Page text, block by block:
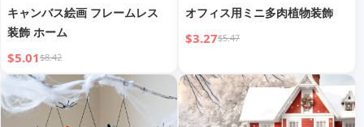
キャンバス絵画 フレームレス
装飾 ホーム
$5.01$8.42
オフィス用ミニ多肉植物装飾
$3.27$5.47